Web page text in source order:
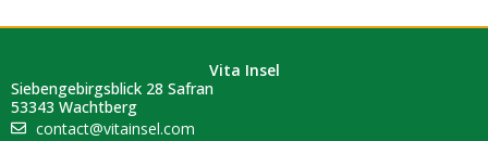
Vita Insel
Siebengebirgsblick 28 Safran
53343 Wachtberg
contact@vitainsel.com